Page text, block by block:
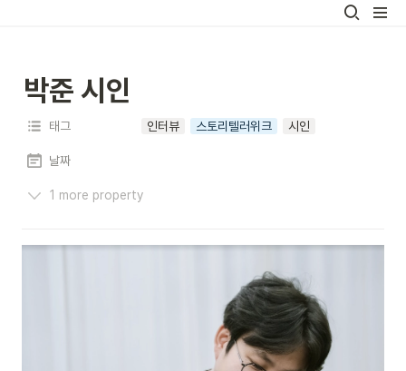
박준 시인
태그 인터뷰 스토리텔러위크 시인
날짜
1 more property